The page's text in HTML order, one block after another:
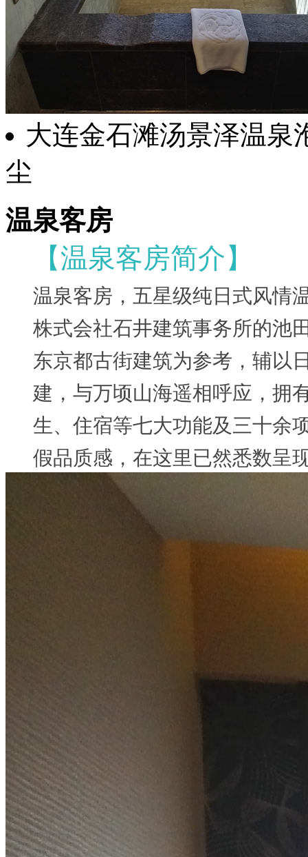
大连金石滩汤景泽温泉
尘
温泉客房
【温泉客房简介】
温泉客房，五星级纯日式风情
株式会社石井建筑事务所的池
东京都古街建筑为参考，辅以
建，与万顷山海遥相呼应，拥
生、住宿等七大功能及三十余
假品质感，在这里已然悉数呈